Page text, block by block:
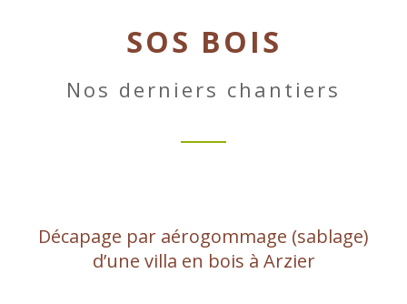
SOS BOIS
Nos derniers chantiers
Décapage par aérogommage (sablage)
d’une villa en bois à Arzier